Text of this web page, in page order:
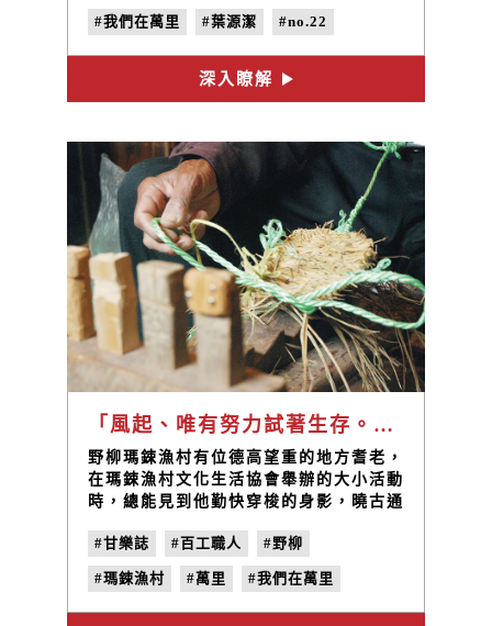
就連正規小診所也寥寥可數，仍是個不爭
的事實。意料之外，在萬里市區與當地居
民詢問起日常就醫的方便性，卻是鮮少負
面評價；眾人皆知曉凡是有什麼問題，隨
推手：萬里衛生所葉源潔主任。
#我們在萬里 #葉源潔 #no.22
#捻花惹草
深入瞭解
「風起、唯有努力試著生存。（Paul Valéry）」/ 鄧賢能
野柳瑪鋉漁村有位德高望重的地方耆老，
在瑪鋉漁村文化生活協會舉辦的大小活動
時，總能見到他勤快穿梭的身影，曉古通
俐落地編織已經快要失傳的工作草鞋、或
是侃侃而談過去乘風破浪的討海生活，鄧
賢能阿伯毫無疑問被視為是當地的最佳代
言人。
#甘樂誌 #百工職人 #野柳
#瑪鋉漁村 #萬里 #我們在萬里
#鄧賢能 #草鞋編織 #北海岸 #no.22